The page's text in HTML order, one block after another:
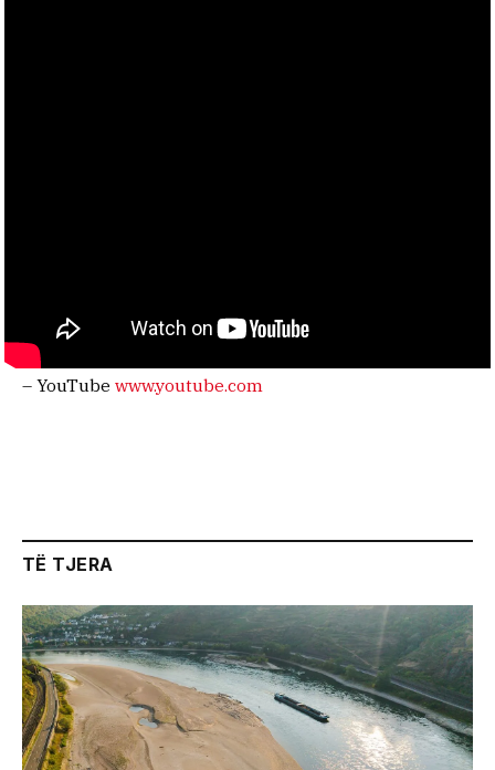
– YouTube www.youtube.com
TË TJERA